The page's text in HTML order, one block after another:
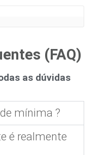
(FAQ)
as dúvidas
mínima ?
é realmente